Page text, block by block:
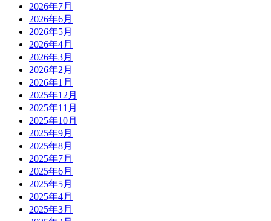
2026年7月
2026年6月
2026年5月
2026年4月
2026年3月
2026年2月
2026年1月
2025年12月
2025年11月
2025年10月
2025年9月
2025年8月
2025年7月
2025年6月
2025年5月
2025年4月
2025年3月